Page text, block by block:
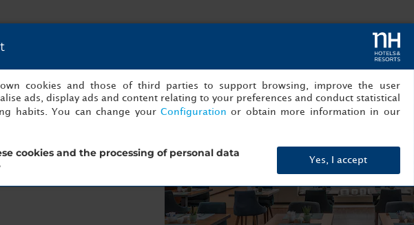
votre choix à partir de
à partir d'une grande variété
sur nos îlots buffets.
de vins régionaux et
cookies and those of third parties to support browsing, improve the user
ads, display ads and content relating to your preferences and conduct statistical
habits. You can change your Configuration or obtain more information in our
cookies and the processing of personal data
Yes, I accept